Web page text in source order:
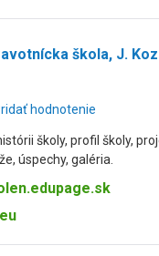
škola, J.
hodnotenie
školy, profil školy,
úspechy, galéria.